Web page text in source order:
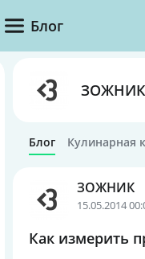
Блог
ЗОЖНИК
Блог Кулинарная
ЗОЖНИК
15.05.2014
Как измерить